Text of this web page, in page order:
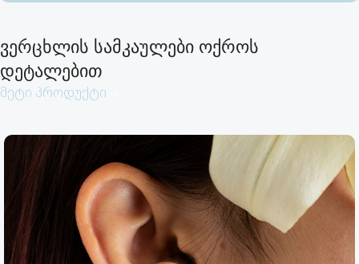
ვერცხლის სამკაულები ოქროს
დეტალებით
მეტი პროდუქტი